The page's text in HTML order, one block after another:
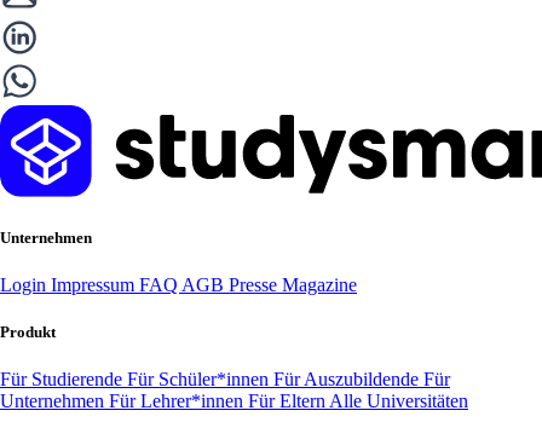
Unternehmen
Login Impressum FAQ AGB Presse Magazine
Produkt
Für Studierende Für Schüler*innen Für Auszubildende Für
Unternehmen Für Lehrer*innen Für Eltern Alle Universitäten